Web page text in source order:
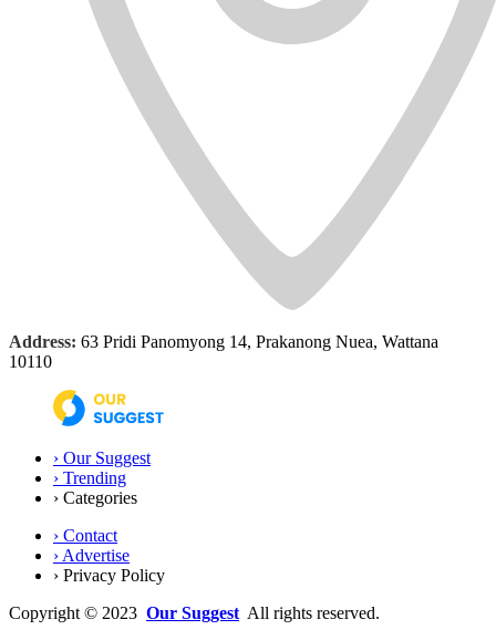
Address: 63 Pridi Panomyong 14, Prakanong Nuea, Wattana
10110
› Our Suggest
› Trending
› Categories
› Contact
› Advertise
› Privacy Policy
Copyright © 2023 Our Suggest All rights reserved.